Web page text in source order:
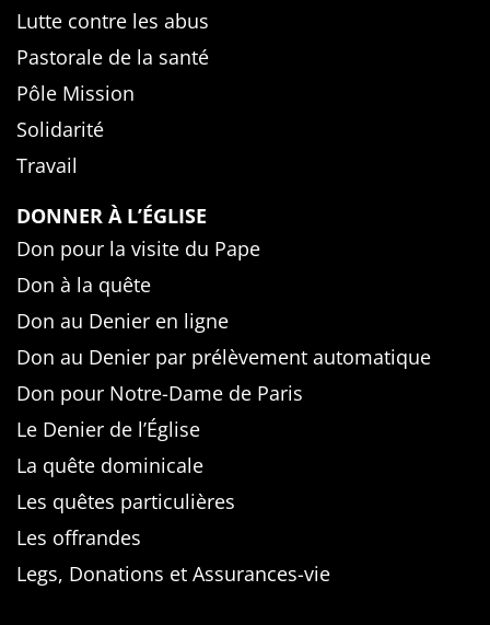
Lutte contre les abus
Pastorale de la santé
Pôle Mission
Solidarité
Travail
DONNER À L’ÉGLISE
Don pour la visite du Pape
Don à la quête
Don au Denier en ligne
Don au Denier par prélèvement automatique
Don pour Notre-Dame de Paris
Le Denier de l’Église
La quête dominicale
Les quêtes particulières
Les offrandes
Legs, Donations et Assurances-vie